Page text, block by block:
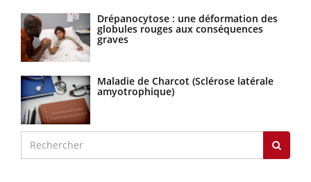
Drépanocytose : une déformation des
globules rouges aux conséquences
graves
Maladie de Charcot (Sclérose latérale
amyotrophique)